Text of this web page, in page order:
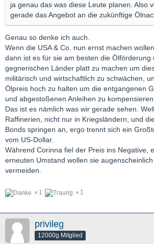
ja genau das was diese Leute planen. Also
gerade das Angebot an die zukünftige
Genau so denke ich auch.
Wenn die USA & Co. nun ernst machen
dann ist es für sie am besten die
gegnerischen Länder platt zu machen um
militärisch und wirtschaftlich zu schwächen,
Ölpreis hoch zu halten um die entgangenen
und abgestoßenen Anleihen zu
Das ist es nämlich was wir gerade sehen.
Raffinerien, nicht nur in Kriegsländern, und
Bonds springen an, ergo trennt sich ein
vom US-Dollar.
Während Corinna fiel der Preis ins Negative,
erneuten Umstand wollen sie
vermeiden.
1 1
privileg
12000g Mitglied